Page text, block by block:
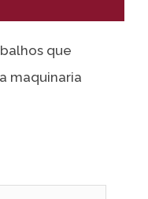
que
maquinaria